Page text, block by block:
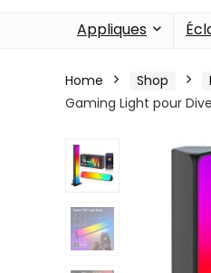
Appliques
Home Shop
Gaming Light pour